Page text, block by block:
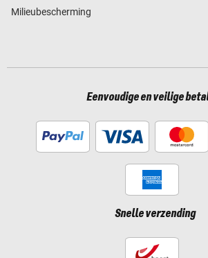
Milieubescherming
Eenvoudige en veilige
Snelle verzending